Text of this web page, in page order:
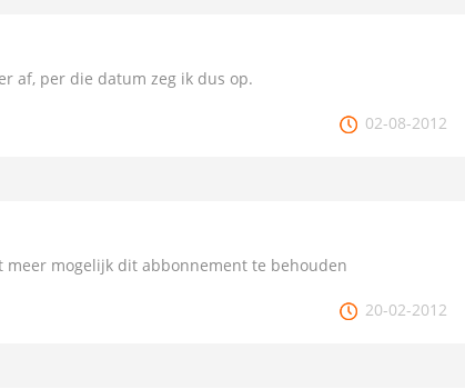
af, per die datum zeg ik dus op.
02-08-2012
meer mogelijk dit abbonnement te behouden
20-02-2012